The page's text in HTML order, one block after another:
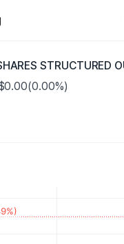
STRUCTURED